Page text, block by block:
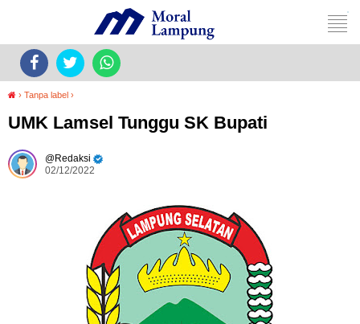
› Tanpa label ›
UMK Lamsel Tunggu SK Bupati
Redaksi
02/12/2022